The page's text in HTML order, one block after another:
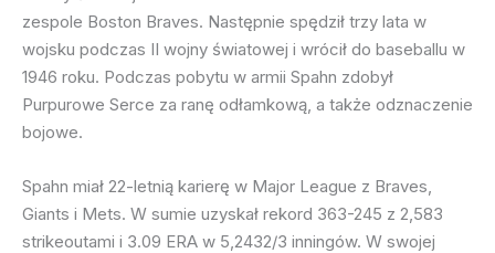
zespole Boston Braves. Następnie spędził trzy lata w
wojsku podczas II wojny światowej i wrócił do baseballu w
1946 roku. Podczas pobytu w armii Spahn zdobył
Purpurowe Serce za ranę odłamkową, a także odznaczenie
bojowe.
Spahn miał 22-letnią karierę w Major League z Braves,
Giants i Mets. W sumie uzyskał rekord 363-245 z 2,583
strikeoutami i 3.09 ERA w 5,2432/3 inningów. W swojej